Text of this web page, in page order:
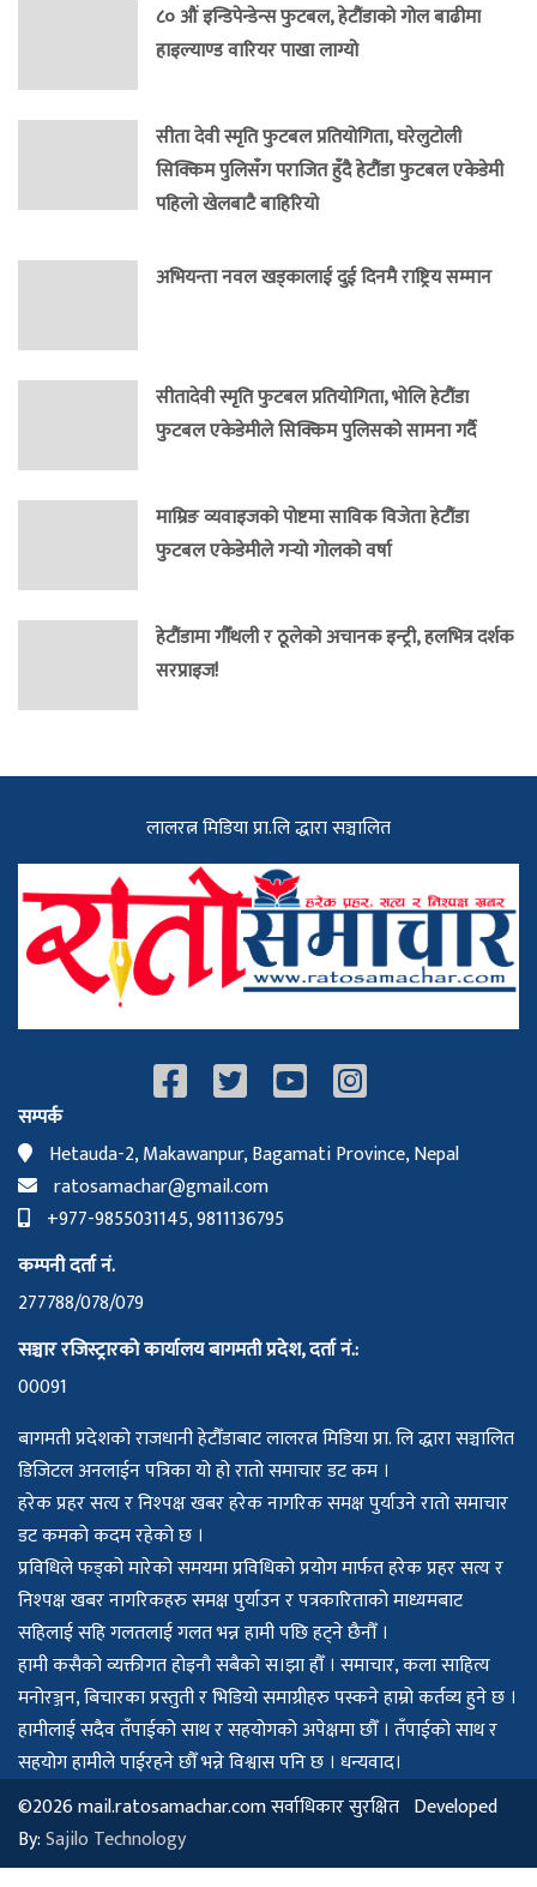
८० औं इन्डिपेन्डेन्स फुटबल, हेटौंडाको गोल बाढीमा
हाइल्याण्ड वारियर पाखा लाग्यो
सीता देवी स्मृति फुटबल प्रतियोगिता, घरेलुटोली
सिक्किम पुलिसँग पराजित हुँदै हेटौंडा फुटबल एकेडेमी
पहिलो खेलबाटै बाहिरियो
अभियन्ता नवल खड्कालाई दुई दिनमै राष्ट्रिय सम्मान
सीतादेवी स्मृति फुटबल प्रतियोगिता, भोलि हेटौंडा
फुटबल एकेडेमीले सिक्किम पुलिसको सामना गर्दै
माम्रिङ व्यवाइजको पोष्टमा साविक विजेता हेटौंडा
फुटबल एकेडेमीले गर्‍यो गोलको वर्षा
हेटौंडामा गौँथली र ठूलेको अचानक इन्ट्री, हलभित्र दर्शक
सरप्राइज!
लालरत्न मिडिया प्रा.लि द्धारा सञ्चालित
सम्पर्क
Hetauda-2, Makawanpur, Bagamati Province, Nepal
ratosamachar@gmail.com
+977-9855031145, 9811136795
कम्पनी दर्ता नं.
277788/078/079
सञ्चार रजिस्ट्रारको कार्यालय बागमती प्रदेश, दर्ता नं.:
00091
बागमती प्रदेशको राजधानी हेटौँडाबाट लालरत्न मिडिया प्रा. लि द्धारा सञ्चालित
डिजिटल अनलाईन पत्रिका यो हो रातो समाचार डट कम ।
हरेक प्रहर सत्य र निश्पक्ष खबर हरेक नागरिक समक्ष पुर्याउने रातो समाचार
डट कमको कदम रहेको छ ।
प्रविधिले फड्को मारेको समयमा प्रविधिको प्रयोग मार्फत हरेक प्रहर सत्य र
निश्पक्ष खबर नागरिकहरु समक्ष पुर्याउन र पत्रकारिताको माध्यमबाट
सहिलाई सहि गलतलाई गलत भन्न हामी पछि हट्ने छैनौँ ।
हामी कसैको व्यक्तीगत होइनौ सबैको स।झा हौँ । समाचार, कला साहित्य
मनोरञ्जन, बिचारका प्रस्तुती र भिडियो समाग्रीहरु पस्कने हाम्रो कर्तव्य हुने छ ।
हामीलाई सदैव तँपाईको साथ र सहयोगको अपेक्षमा छौँ । तँपाईको साथ र
सहयोग हामीले पाईरहने छौँ भन्ने विश्वास पनि छ । धन्यवाद।
©2026 mail.ratosamachar.com सर्वाधिकार सुरक्षित Developed
By:Sajilo Technology